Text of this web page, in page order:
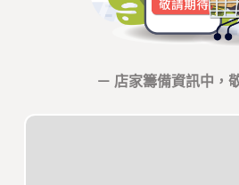
－ 店家籌備資訊中，